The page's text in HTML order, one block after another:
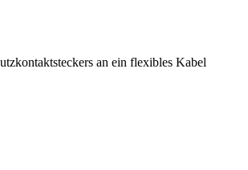
an ein flexibles Kabel